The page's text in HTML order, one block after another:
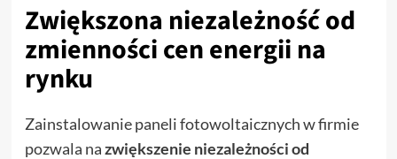
Zwiększona niezależność od
zmienności cen energii na
rynku
Zainstalowanie paneli fotowoltaicznych w firmie
pozwala nazwiększenie niezależności od